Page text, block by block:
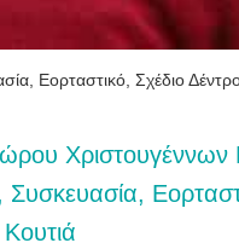
Εορταστικό, Σχέδιο
Χριστουγέννων